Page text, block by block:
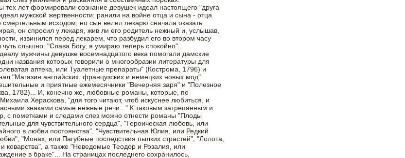
лет формировали сознание девушек идеал настоящего "друга
мужской жертвенности: ранили на войне отца и сына - отца
смертельным исходом, но сын велел лекарю сначала оказать
он спросил у лекаря, жив ли его родитель нежный и, услышав,
извинился перед лекарем, что разбудил его во втором часу
слышно: "Слава Богу, я умираю теперь спокойно"...
мужчины девушке восемнадцатого века помогали дамские
названия которых говорили о многообразии литературы для
аптека, или Туалетные препараты" (Кострома, 1796) и
"Магазин английских, французских и немецких новых мод"
и приятные ежемесячники "Вечерняя заря" и "Полезное
1782)... И, конечно же, любовные романы, которые, по
Хераскова, "для того читают, чтоб искуснее любиться, и
знаками самые нежные речи..." К таковым затрепанным и
с пометками и следами слез можно отнести романы "Плоды
для чувствительного сердца", "Героическая любовь, или
в любви постоянства", "Чувствительная Юлия, или Редкий
"Монах, или Пагубные последствия пылких страстей", "Лолота,
коварства", а также "Неведомые Теодор и Розалия, или
в браке"... На страницах последнего сохранилось,